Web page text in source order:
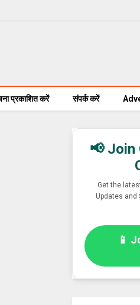
प्रकाशित करें संपर्क करें
📢 Join
Get the
Updates and
📱